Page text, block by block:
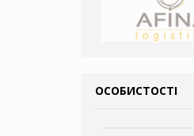
ОСОБИСТОСТІ